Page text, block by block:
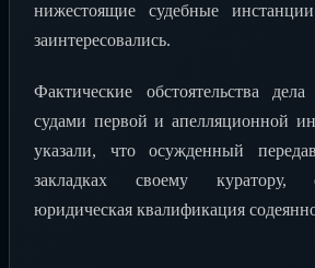
нижестоящие судебные
заинтересовались.
Фактические обстоятельства
судами первой и апелляционной
указали, что осужденный
закладках своему куратору,
юридическая квалификация